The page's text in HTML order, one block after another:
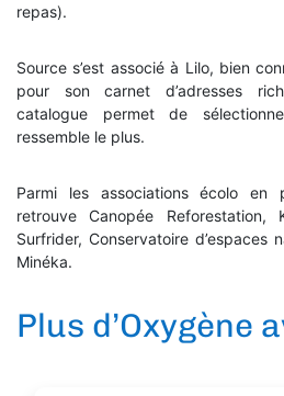
repas).
Source s’est associé à Lilo, bien
pour son carnet d’adresses
catalogue permet de
ressemble le plus.
Parmi les associations écolo en
retrouve Canopée Reforestation,
Surfrider, Conservatoire d’espaces
Minéka.
Plus d’Oxygène